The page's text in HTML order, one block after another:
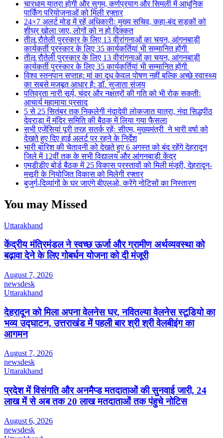
चारधाम यात्रा होगी और सुगम, कर्णप्रयाग और सिमली में आधुनिक
पार्किंग परियोजनाओं को मिली रफ्तार
24×7 अलर्ट मोड में रहें अधिकारीः मुख्य सचिव, कहा-बंद सड़कों को
शीघ्र खोला जाए, लोगों को न हो दिक्कत
तीलू रौतेली पुरस्कार के लिए 13 वीरांगनाओं का चयन, आंगनबाड़ी
कार्यकर्ती पुरस्कार के लिए 35 कार्यकर्तियां भी सम्मानित होंगी
तीलू रौतेली पुरस्कार के लिए 13 वीरांगनाओं का चयन, आंगनबाड़ी
कार्यकर्ती पुरस्कार के लिए 35 कार्यकर्तियां भी सम्मानित होंगी
विश्व स्तनपान सप्ताह: मां का दूध केवल पोषण नहीं बल्कि अच्छे स्वास्थ्य
का सबसे मजबूत आधार है: डॉ. सुजाता संजय
पतिव्रता नारी सूर्य, चंद्र और नक्षत्रों की गति को भी रोक सकतीः
आचार्य महामाया प्रसाद
5 से 25 सितंबर तक निकलेगी नंदादेवी लोकजात यात्रा, नंदा सिद्धपीठ
देवराड़ा में मंदिर समिति की बैठक में लिया गया फैसला
सभी एजेंसियां पूरी तरह सतर्क रहेंः सीएम, मुख्यमंत्री ने भारी वर्षा को
देखते हुए दिए हाई अलर्ट पर रहने के निर्देश
भारी बारिश की चेतावनी को देखते हुए 6 अगस्त को बंद रहेंगे देहरादून
जिले में 12वीं तक के सभी विद्यालय और आंगनबाड़ी केंद्र
एमडीडीए बोर्ड बैठक में 25 विकास प्रस्तावों को मिली मंजूरी, देहरादून-
मसूरी के नियोजित विकास को मिलेगी रफ्तार
बुजुर्ग-दिव्यांगों के घर जाएंगे बीएलओ, करेंगे नोटिसों का निस्तारण
You may Missed
Uttarakhand
केंद्रीय मंत्रिमंडल ने स्वच्छ ऊर्जा और ग्रामीण अर्थव्यवस्था को
बढ़ावा देने के लिए गोबर्धन योजना को दी मंजूरी
August 7, 2026
newsdesk
Uttarakhand
देहरादून को मिला अपना वेलनेस घर, नवितल्या वेलनेस स्टूडियो का
भव्य उद्घाटन, उत्तराखंड में पहली बार श्री श्री वेलबीइंग का
आगमन
August 7, 2026
newsdesk
Uttarakhand
प्रदेश में विसंगति और अनमैप्ड मतदाताओं की सुनवाई जारी, 24
लाख में से अब तक 20 लाख मतदाताओं तक पंहुचे नोटिस
August 6, 2026
newsdesk